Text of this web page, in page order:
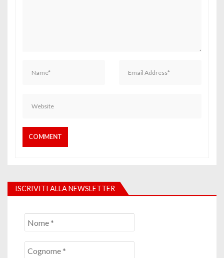
ISCRIVITI ALLA NEWSLETTER